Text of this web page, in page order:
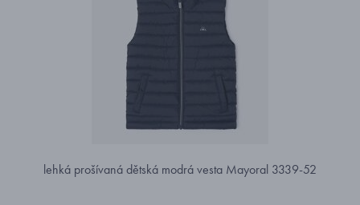
lehká prošívaná dětská modrá vesta Mayoral 3339-52